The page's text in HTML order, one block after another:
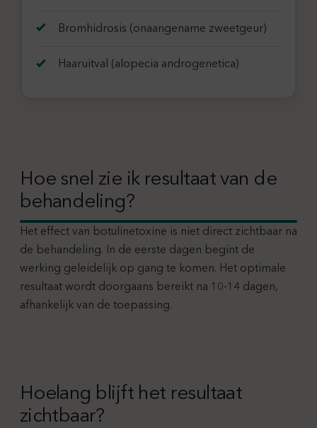
Bromhidrosis (onaangename zweetgeur)
Haaruitval (alopecia androgenetica)
Hoe snel zie ik resultaat van de
behandeling?
Het effect van botulinetoxine is niet direct zichtbaar na
de behandeling. In de eerste dagen begint de
werking geleidelijk op gang te komen. Het optimale
resultaat wordt doorgaans bereikt na 10-14 dagen,
afhankelijk van de toepassing.
Hoelang blijft het resultaat
zichtbaar?